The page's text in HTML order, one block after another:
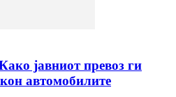
јавниот превоз ги
автомобилите